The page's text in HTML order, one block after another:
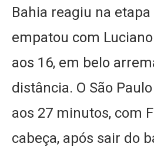
Bahia reagiu na
empatou com
aos 16, em belo
distância. O São
aos 27 minutos, com
cabeça, após sair do